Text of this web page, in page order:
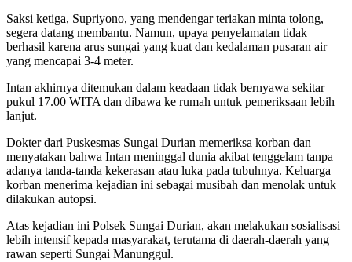
Saksi ketiga, Supriyono, yang mendengar teriakan minta tolong,
segera datang membantu. Namun, upaya penyelamatan tidak
berhasil karena arus sungai yang kuat dan kedalaman pusaran air
yang mencapai 3-4 meter.
Intan akhirnya ditemukan dalam keadaan tidak bernyawa sekitar
pukul 17.00 WITA dan dibawa ke rumah untuk pemeriksaan lebih
lanjut.
Dokter dari Puskesmas Sungai Durian memeriksa korban dan
menyatakan bahwa Intan meninggal dunia akibat tenggelam tanpa
adanya tanda-tanda kekerasan atau luka pada tubuhnya. Keluarga
korban menerima kejadian ini sebagai musibah dan menolak untuk
dilakukan autopsi.
Atas kejadian ini Polsek Sungai Durian, akan melakukan sosialisasi
lebih intensif kepada masyarakat, terutama di daerah-daerah yang
rawan seperti Sungai Manunggul.